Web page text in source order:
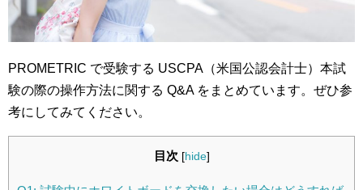
PROMETRIC で受験する USCPA（米国公認会計士）本試
験の際の操作方法に関する Q&A をまとめています。ぜひ参
考にしてみてください。
目次 [hide]